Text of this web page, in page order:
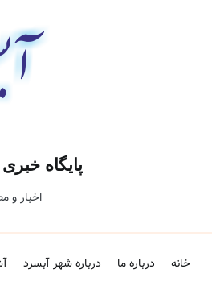
پایگاه
اخبار و
خانه درباره ما درباره شهر آبسرد